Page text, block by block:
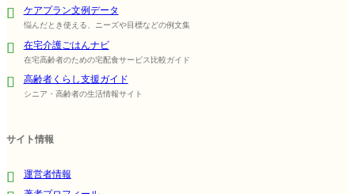
ケアプラン文例データ
悩んだとき使える、ニーズや目標などの例文集
在宅介護ごはんナビ
在宅高齢者のための宅配食サービス比較ガイド
高齢者くらし支援ガイド
シニア・高齢者の生活情報サイト
サイト情報
運営者情報